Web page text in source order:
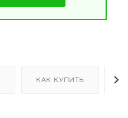
КАК КУПИТЬ